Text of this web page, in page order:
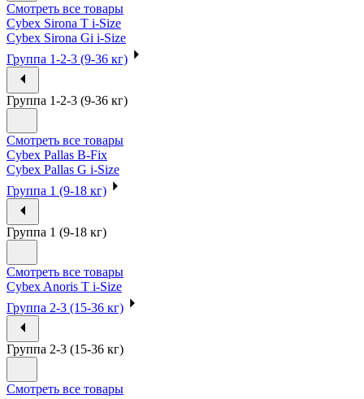
Смотреть все товары
Cybex Sirona T i-Size
Cybex Sirona Gi i-Size
Группа 1-2-3 (9-36 кг)
Группа 1-2-3 (9-36 кг)
Смотреть все товары
Cybex Pallas B-Fix
Cybex Pallas G i-Size
Группа 1 (9-18 кг)
Группа 1 (9-18 кг)
Смотреть все товары
Cybex Anoris T i-Size
Группа 2-3 (15-36 кг)
Группа 2-3 (15-36 кг)
Смотреть все товары